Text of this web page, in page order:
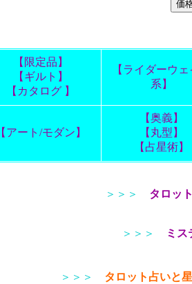
【限定品】
【ギルト】
【カタログ 】
【ライダーウ
系】
【アート/モダン】
【奥義】
【丸型】
【占星術】
＞＞＞ タロッ
＞＞＞ ミス
＞＞＞ タロット占いと